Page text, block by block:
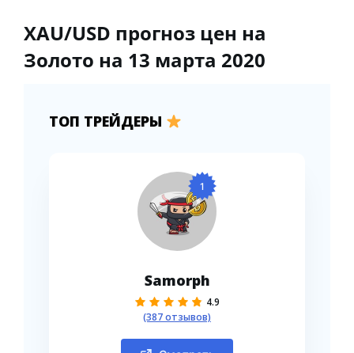
XAU/USD прогноз цен на
Золото на 13 марта 2020
ТОП ТРЕЙДЕРЫ
1
Samorph
4.9
(387 отзывов)